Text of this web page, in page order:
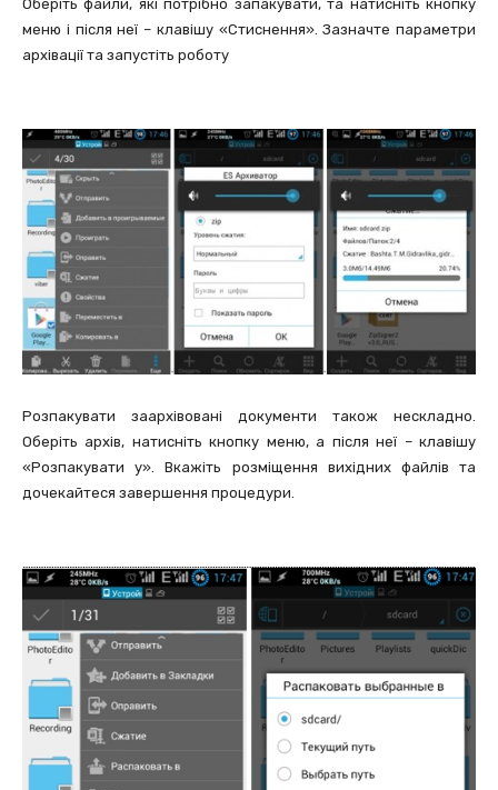
Оберіть файли, які потрібно запакувати, та натисніть кнопку
меню і після неї – клавішу «Стиснення». Зазначте параметри
архівації та запустіть роботу
Розпакувати заархівовані документи також нескладно.
Оберіть архів, натисніть кнопку меню, а після неї – клавішу
«Розпакувати у». Вкажіть розміщення вихідних файлів та
дочекайтеся завершення процедури.